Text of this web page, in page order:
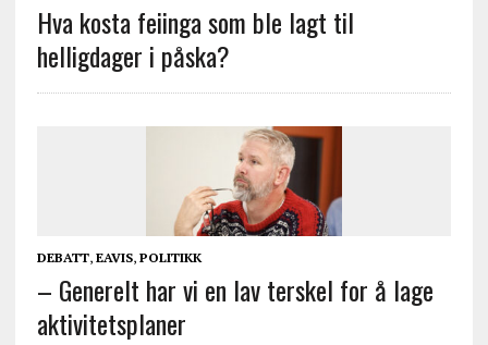
Hva kosta feiinga som ble lagt til
helligdager i påska?
DEBATT, EAVIS, POLITIKK
– Generelt har vi en lav terskel for å lage
aktivitetsplaner